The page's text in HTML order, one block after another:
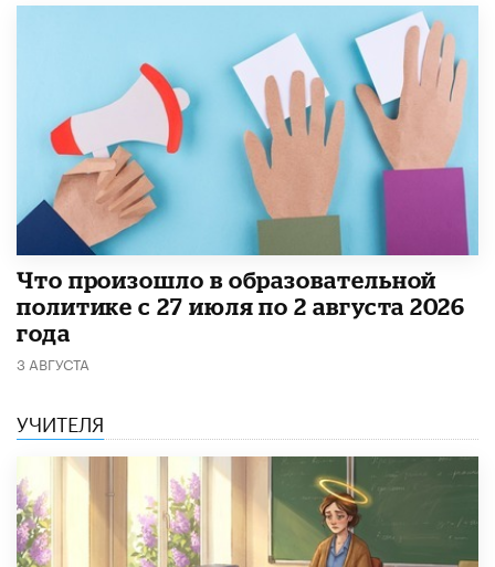
​Что произошло в образовательной
политике с 27 июля по 2 августа 2026
года
3 АВГУСТА
УЧИТЕЛЯ